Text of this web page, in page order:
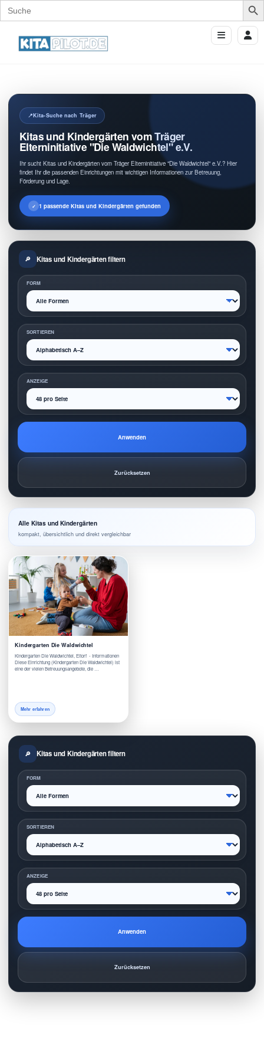
Search
for:
Kita-Suche nach Träger
Kitas und Kindergärten vom Träger
Elterninitiative "Die Waldwichtel" e.V.
Ihr sucht Kitas und Kindergärten vom Träger Elterninitiative "Die Waldwichtel" e.V.? Hier
findet Ihr die passenden Einrichtungen mit wichtigen Informationen zur Betreuung,
Förderung und Lage.
1 passende Kitas und Kindergärten gefunden
Kitas und Kindergärten filtern
FORM
SORTIEREN
ANZEIGE
Anwenden
Zurücksetzen
Alle Kitas und Kindergärten
kompakt, übersichtlich und direkt vergleichbar
Kindergarten Die Waldwichtel
Kindergarten Die Waldwichtel, Eitorf - Informationen
Diese Einrichtung (Kindergarten Die Waldwichtel) ist
eine der vielen Betreuungsangebote, die …
Mehr erfahren
Kitas und Kindergärten filtern
FORM
SORTIEREN
ANZEIGE
Anwenden
Zurücksetzen